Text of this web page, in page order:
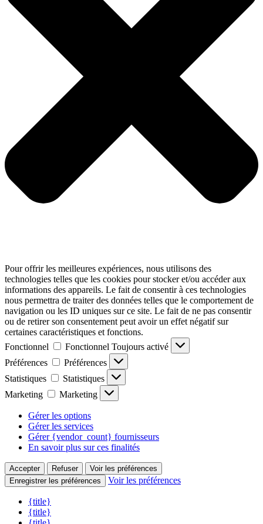
Pour offrir les meilleures expériences, nous utilisons des
technologies telles que les cookies pour stocker et/ou accéder aux
informations des appareils. Le fait de consentir à ces technologies
nous permettra de traiter des données telles que le comportement de
navigation ou les ID uniques sur ce site. Le fait de ne pas consentir
ou de retirer son consentement peut avoir un effet négatif sur
certaines caractéristiques et fonctions.
Fonctionnel
Fonctionnel Toujours activé
Préférences
Préférences
Statistiques
Statistiques
Marketing
Marketing
Gérer les options
Gérer les services
Gérer {vendor_count} fournisseurs
En savoir plus sur ces finalités
Accepter Refuser
Voir les préférences
Enregistrer les préférences
Voir les préférences
{title}
{title}